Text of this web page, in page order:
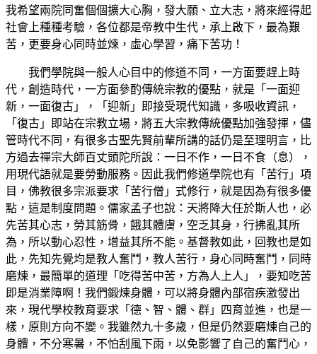
我希望兩院同奮個個擴大心胸，發大願、立大志，將來經得起
社會上種種考驗，各位都是帝教中生代，承上啟下，最為艱
苦，更要身心同時並煉，虛心學習，痛下苦功！
我們學院與一般人心目中的修道不同，一方面要趕上時
代，創造時代，一方面參酌傳統宗教的優點，就是「一面迎
新，一面復古」，「迎新」即接受現代知識，多吸收資訊，
「復古」即站在宗教立場，將五大宗教傳統優點加強發揮，儘
管時代不同，有很多古聖先賢前輩所講的話仍是至理明言，比
方過去禪宗大師百丈頭陀所說：一日不作，一日不食（息），
用現代語就是要勞動服務。因此我們修道學院也有「苦行」項
目，佛教很多宗派要求「苦行僧」式修行，就是因為有很多優
點，這是制度問題。儒家孟子也說：天將降大任於斯人也，必
先苦其心志，勞其筋骨，餓其體膚，空乏其身，行拂亂其所
為，所以動心忍性，增益其所不能。基督教如此，回教也是如
此，先知先覺均是教人奮鬥，教人苦行，身心同時奮鬥，同時
磨煉，最簡單的道理「吃得苦中苦，方為人上人」，要知吃苦
即是消業障啊！我們鍛煉身體，可以將身體內部宿疾激發出
來，現代學校教育要求「德、智、體、群」四育並進，也是一
樣，原則方向不變。我雖然九十多歲，但是仍然要磨煉自己的
身體，不分寒暑，不怕刮風下雨，以免影響了自己的奮鬥心，